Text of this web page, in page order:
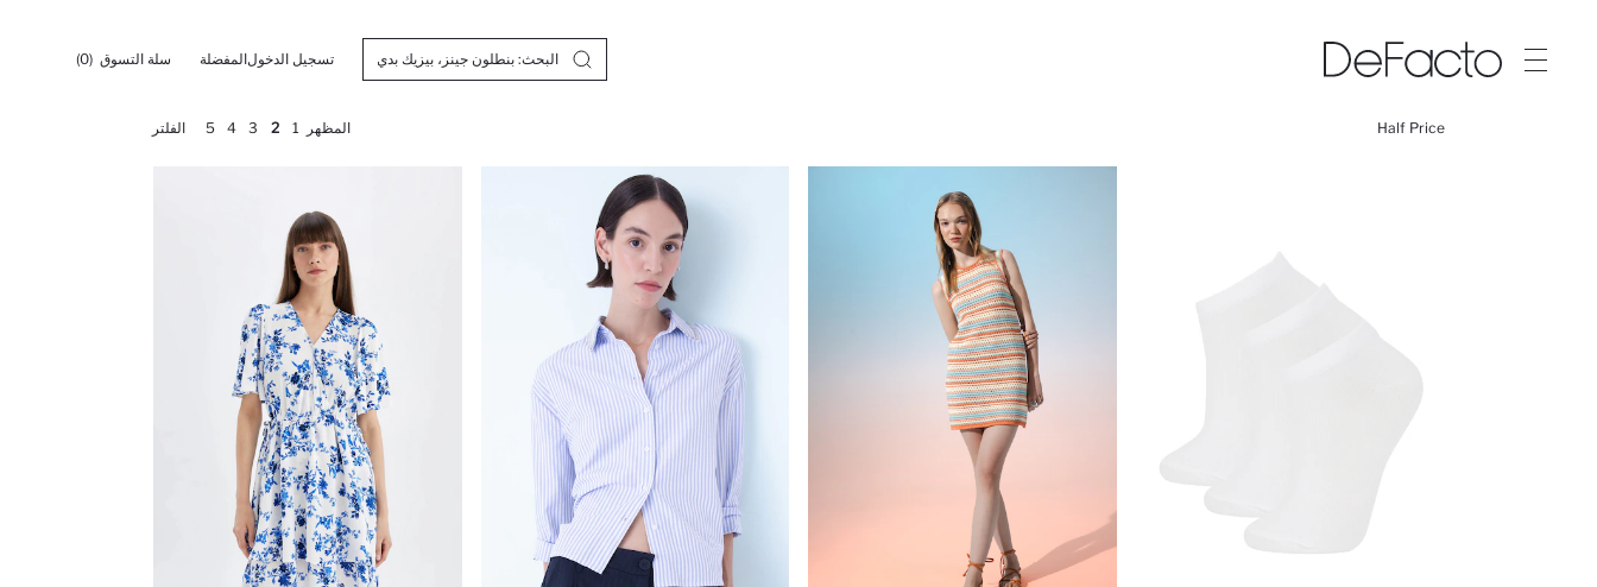
تسجيل الدخولالمفضلة سلة التسوق (0)
Half Price المظهر 1
2
3
4
5 الفلتر